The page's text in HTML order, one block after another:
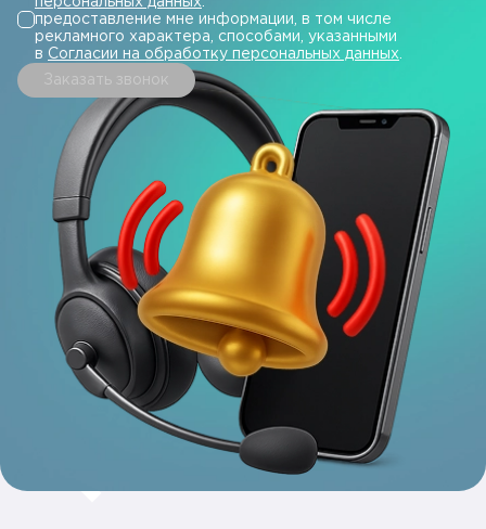
предоставление мне информации, в том числе
рекламного характера, способами, указанными
в Согласии на обработку персональных данных
Заказать звонок